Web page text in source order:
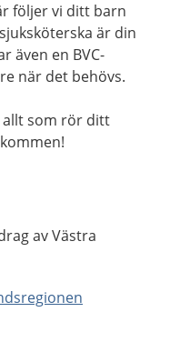
följer vi ditt barn
är din
även en BVC-
när det behövs.
allt som rör ditt
av Västra